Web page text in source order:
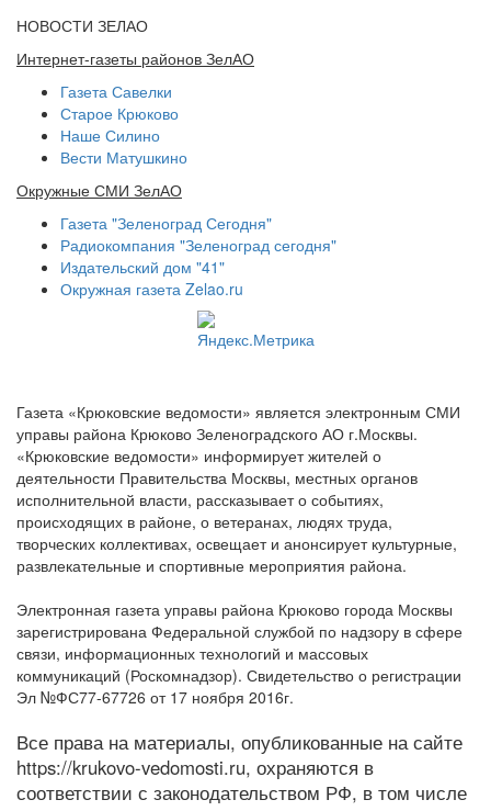
НОВОСТИ ЗЕЛАО
Интернет-газеты районов ЗелАО
Газета Савелки
Старое Крюково
Наше Силино
Вести Матушкино
Окружные СМИ ЗелАО
Газета "Зеленоград Сегодня"
Радиокомпания "Зеленоград сегодня"
Издательский дом "41"
Окружная газета Zelao.ru
Газета «Крюковские ведомости» является электронным СМИ
управы района Крюково Зеленоградского АО г.Москвы.
«Крюковские ведомости» информирует жителей о
деятельности Правительства Москвы, местных органов
исполнительной власти, рассказывает о событиях,
происходящих в районе, о ветеранах, людях труда,
творческих коллективах, освещает и анонсирует культурные,
развлекательные и спортивные мероприятия района.
Электронная газета управы района Крюково города Москвы
зарегистрирована Федеральной службой по надзору в сфере
связи, информационных технологий и массовых
коммуникаций (Роскомнадзор). Свидетельство о регистрации
Эл №ФС77-67726 от 17 ноября 2016г.
Все права на материалы, опубликованные на сайте
https://krukovo-vedomosti.ru, охраняются в
соответствии с законодательством РФ, в том числе